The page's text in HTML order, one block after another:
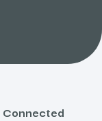
Connected